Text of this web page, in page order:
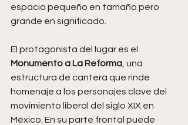
espacio pequeño en tamaño pero
grande en significado.
El protagonista del lugar es el
Monumento a La Reforma, una
estructura de cantera que rinde
homenaje a los personajes clave del
movimiento liberal del siglo XIX en
México. En su parte frontal puede